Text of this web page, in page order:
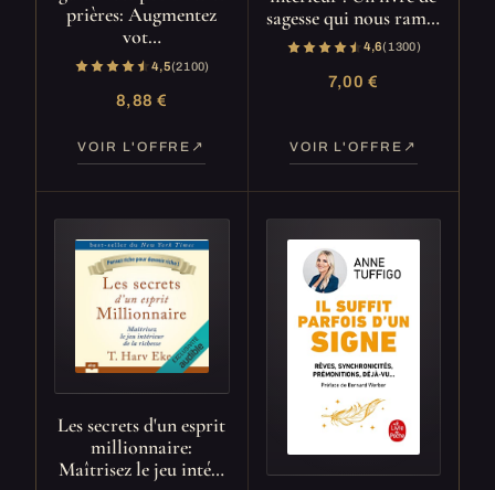
prières: Augmentez
vot…
4,5(2 100)
8,88 €
VOIR L'OFFRE
sagesse qui nous ram…
4,6(1 300)
7,00 €
VOIR L'OFFRE
Les secrets d'un esprit
millionnaire:
Maîtrisez le jeu inté…